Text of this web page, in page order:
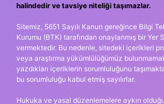
halindedir ve tavsiye niteliği taşımazlar.
Sitemiz, 5651 Sayılı Kanun gereğince Bilgi
Kurumu (BTK) tarafından onaylanmış bir Yer
vermektedir. Bu nedenle, sitedeki içerikleri
veya araştırma yükümlülüğümüz
yazdıkları içeriklerin sorumluluğunu
bu sorumluluğu kabul etmiş sayılırlar.
Hukuka ve yasal düzenlemelere aykırı